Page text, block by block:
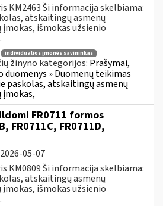
KM2463 Ši informacija skelbiama:
atskaitingų asmenų
išmokas užsienio
individualios įmonės savininkas
žinyno kategorijos: Prašymai,
» Duomenų teikimas
paskolas, atskaitingų asmenų
įmokas,
FR0711 formos
FR0711C, FR0711D,
2026-05-07
KM0809 Ši informacija skelbiama:
atskaitingų asmenų
išmokas užsienio